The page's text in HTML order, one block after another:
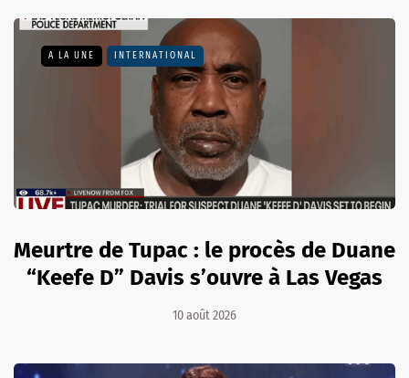
A LA UNE INTERNATIONAL
Meurtre de Tupac : le procès de Duane
“Keefe D” Davis s’ouvre à Las Vegas
10 août 2026